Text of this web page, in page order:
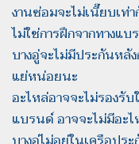
งานซ่อมจะไม่เนี๊ยบเท่
ไม่ใช่การฝึกจากทางแ
บางอู่จะไม่มีประกันหลั
แย่หน่อยนะ
อะไหล่อาจจะไม่รองรั
แบรนด์ อาจจะไม่มีอะ